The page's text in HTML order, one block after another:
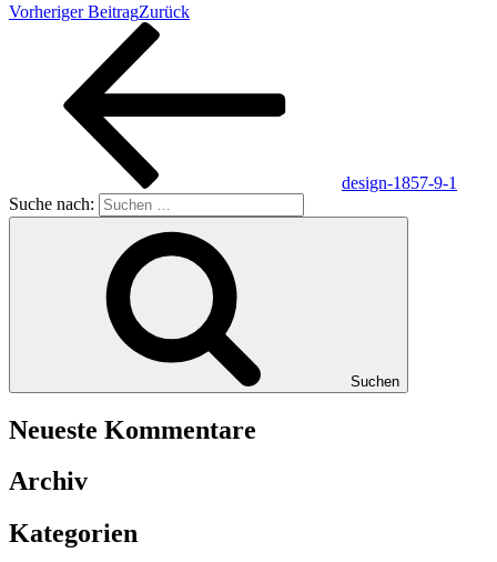
Vorheriger BeitragZurück
design-1857-9-1
Suche nach:
Suchen
Neueste Kommentare
Archiv
Kategorien